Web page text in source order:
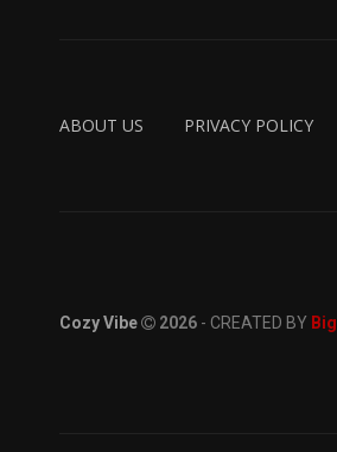
ABOUT US PRIVACY POLICY
Cozy Vibe 2026 - CREATED BY Big